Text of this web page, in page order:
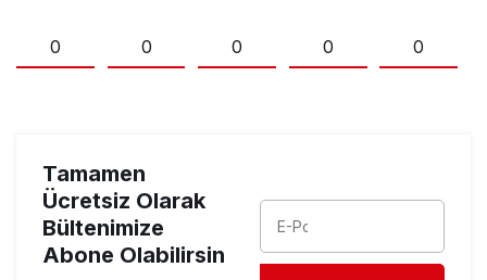
0 0 0 0 0
Tamamen
Ücretsiz Olarak
Bültenimize
Abone Olabilirsin